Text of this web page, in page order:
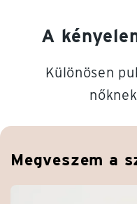
A
Különösen
Megveszem a